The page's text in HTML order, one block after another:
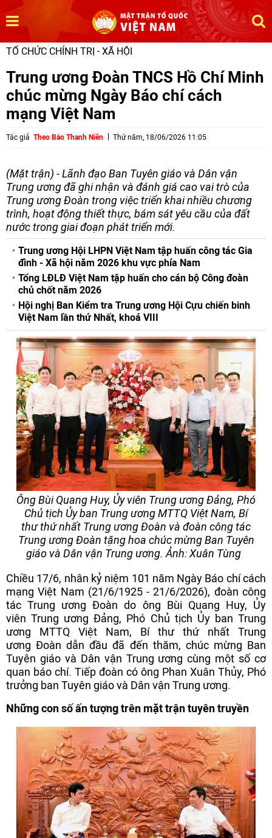
TỔ CHỨC CHÍNH TRỊ - XÃ HỘI
Trung ương Đoàn TNCS Hồ Chí Minh
chúc mừng Ngày Báo chí cách
mạng Việt Nam
Tác giả Theo Báo Thanh Niên Thứ năm, 18/06/2026 11:05
(Mặt trận) - Lãnh đạo Ban Tuyên giáo và Dân vận
Trung ương đã ghi nhận và đánh giá cao vai trò của
Trung ương Đoàn trong việc triển khai nhiều chương
trình, hoạt động thiết thực, bám sát yêu cầu của đất
nước trong giai đoạn phát triển mới.
Trung ương Hội LHPN Việt Nam tập huấn công tác Gia
đình - Xã hội năm 2026 khu vực phía Nam
Tổng LĐLĐ Việt Nam tập huấn cho cán bộ Công đoàn
chủ chốt năm 2026
Hội nghị Ban Kiểm tra Trung ương Hội Cựu chiến binh
Việt Nam lần thứ Nhất, khoá VIII
Ông Bùi Quang Huy, Ủy viên Trung ương Đảng, Phó
Chủ tịch Ủy ban Trung ương MTTQ Việt Nam, Bí
thư thứ nhất Trung ương Đoàn và đoàn công tác
Trung ương Đoàn tặng hoa chúc mừng Ban Tuyên
giáo và Dân vận Trung ương. Ảnh: Xuân Tùng
Chiều 17/6, nhân kỷ niệm 101 năm Ngày Báo chí cách
mạng Việt Nam (21/6/1925 - 21/6/2026), đoàn công
tác Trung ương Đoàn do ông Bùi Quang Huy, Ủy
viên Trung ương Đảng, Phó Chủ tịch Ủy ban Trung
ương MTTQ Việt Nam, Bí thư thứ nhất Trung
ương Đoàn dẫn đầu đã đến thăm, chúc mừng Ban
Tuyên giáo và Dân vận Trung ương cùng một số cơ
quan báo chí. Tiếp đoàn có ông Phan Xuân Thủy, Phó
trưởng ban Tuyên giáo và Dân vận Trung ương.
Những con số ấn tượng trên mặt trận tuyên truyền